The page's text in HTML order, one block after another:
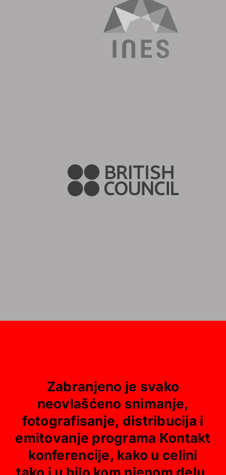
Zabranjeno je svako
neovlašćeno snimanje,
fotografisanje, distribucija i
emitovanje programa Kontakt
konferencije, kako u celini